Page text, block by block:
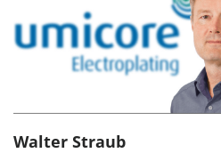
Walter Straub